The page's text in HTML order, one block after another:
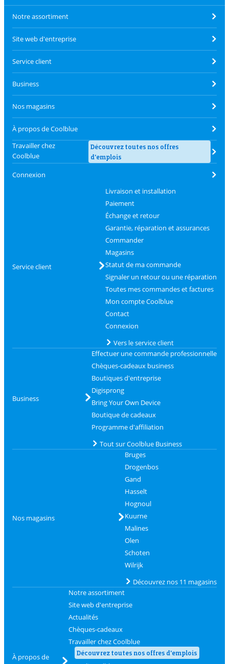
Notre assortiment
Site web d'entreprise
Service client
Business
Nos magasins
À propos de Coolblue
Travailler chez
Coolblue
Découvrez toutes nos offres
d'emplois
Connexion
Service client
Livraison et installation
Paiement
Échange et retour
Garantie, réparation et assurances
Commander
Magasins
Statut de ma commande
Signaler un retour ou une réparation
Toutes mes commandes et factures
Mon compte Coolblue
Contact
Connexion
Vers le service client
Business
Effectuer une commande professionnelle
Chèques-cadeaux business
Boutiques d'entreprise
Digisprong
Bring Your Own Device
Boutique de cadeaux
Programme d'affiliation
Tout sur Coolblue Business
Nos magasins
Bruges
Drogenbos
Gand
Hasselt
Hognoul
Kuurne
Malines
Olen
Schoten
Wilrijk
Découvrez nos 11 magasins
À propos de
Notre assortiment
Site web d'entreprise
Actualités
Chèques-cadeaux
Travailler chez Coolblue
Découvrez toutes nos offres d'emplois